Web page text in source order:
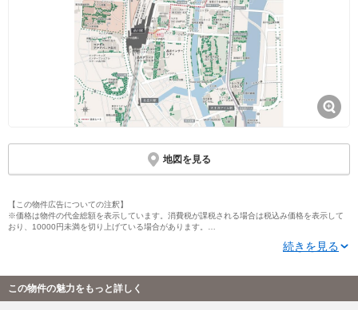
地図を見る
【この物件広告についての注釈】
※価格は物件の代金総額を表示しています。消費税が課税される場合は税込み価格を表示して
おり、10000円未満を切り上げている場合があります。
いない場合があります。住戸タイプと各住戸の価格帯表記について、単位（1000万円・100万
らの一部のみ展示している「サンプルルーム」や「ギャラリー」、「インフォメーションセン
ター」なども含みます。
続きを見る
この物件の魅力をもっと詳しく